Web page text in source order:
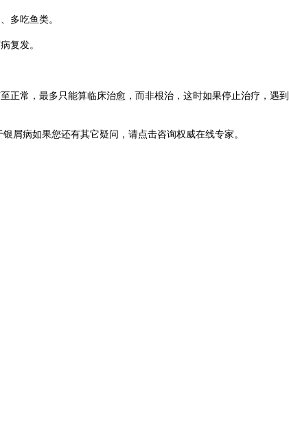
多吃鱼类。
复发。
常，最多只能算临床治愈，而非根治，这时如果停止治疗，遇到
病如果您还有其它疑问，请点击咨询权威在线专家。